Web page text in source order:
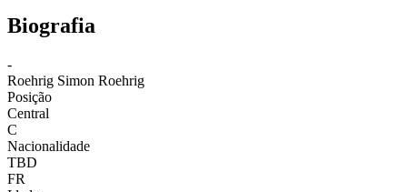
Biografia
-
Roehrig Simon Roehrig
Posição
Central
C
Nacionalidade
TBD
FR